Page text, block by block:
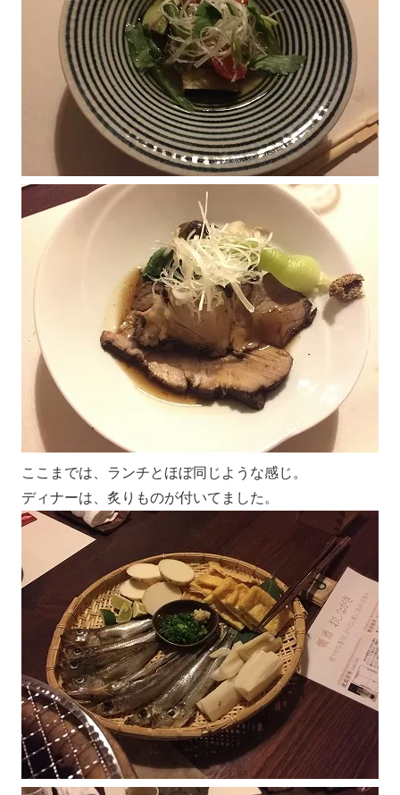
ここまでは、ランチとほぼ同じような感じ。
ディナーは、炙りものが付いてました。